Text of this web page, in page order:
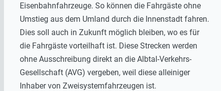
Eisenbahnfahrzeuge. So können die Fahrgäste ohne
Umstieg aus dem Umland durch die Innenstadt fahren.
Dies soll auch in Zukunft möglich bleiben, wo es für
die Fahrgäste vorteilhaft ist. Diese Strecken werden
ohne Ausschreibung direkt an die Albtal-Verkehrs-
Gesellschaft (AVG) vergeben, weil diese alleiniger
Inhaber von Zweisystemfahrzeugen ist.